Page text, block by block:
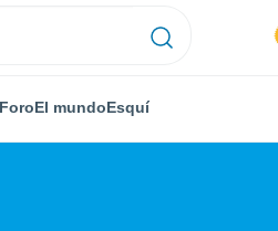
ForoEl mundoEsquí